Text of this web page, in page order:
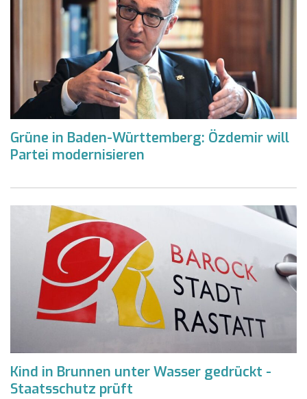
Grüne in Baden-Württemberg: Özdemir will
Partei modernisieren
Kind in Brunnen unter Wasser gedrückt -
Staatsschutz prüft